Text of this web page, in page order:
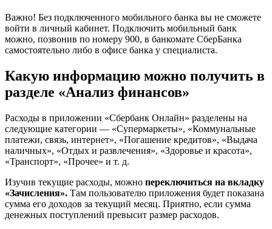
Важно! Без подключенного мобильного банка вы не сможете
войти в личный кабинет. Подключить мобильный банк
можно, позвонив по номеру 900, в банкомате СберБанка
самостоятельно либо в офисе банка у специалиста.
Какую информацию можно получить в
разделе «Анализ финансов»
Расходы в приложении «Сбербанк Онлайн» разделены на
следующие категории — «Супермаркеты», «Коммунальные
платежи, связь, интернет», «Погашение кредитов», «Выдача
наличных», «Отдых и развлечения», «Здоровье и красота»,
«Транспорт», «Прочее» и т. д.
Изучив текущие расходы, можно переключиться на вкладку
«Зачисления». Там пользователю приложения будет показана
сумма его доходов за текущий месяц. Приятно, если сумма
денежных поступлений превысит размер расходов.